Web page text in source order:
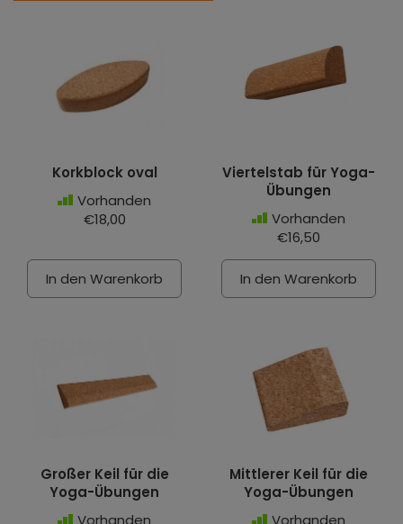
Korkblock oval
Vorhanden
€18,00
In den Warenkorb
Viertelstab für Yoga-
Übungen
Vorhanden
€16,50
In den Warenkorb
Großer Keil für die
Yoga-Übungen
Vorhanden
Mittlerer Keil für die
Yoga-Übungen
Vorhanden